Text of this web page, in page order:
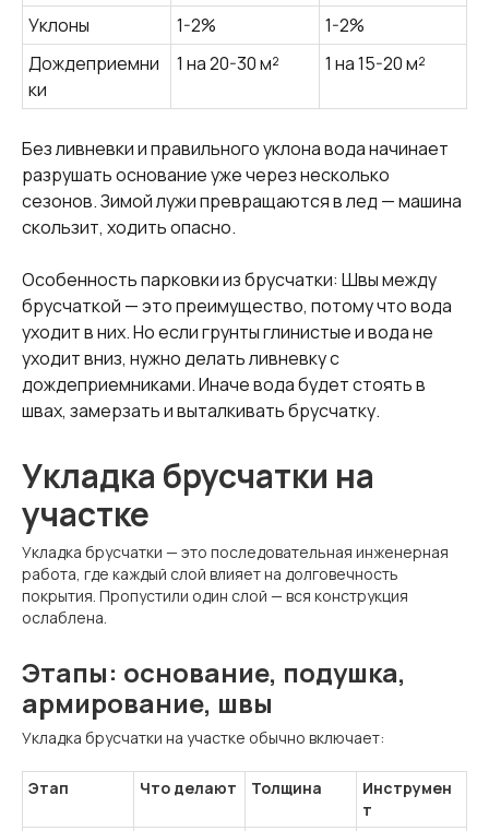
Уклоны
1-2%
1-2%
Дождеприемни
ки
1 на 20-30 м² 1 на 15-20 м²
Без ливневки и правильного уклона вода начинает
разрушать основание уже через несколько
сезонов. Зимой лужи превращаются в лед — машина
скользит, ходить опасно.
Особенность парковки из брусчатки: Швы между
брусчаткой — это преимущество, потому что вода
уходит в них. Но если грунты глинистые и вода не
уходит вниз, нужно делать ливневку с
дождеприемниками. Иначе вода будет стоять в
швах, замерзать и выталкивать брусчатку.
Укладка брусчатки на
участке
Укладка брусчатки — это последовательная инженерная
работа, где каждый слой влияет на долговечность
покрытия. Пропустили один слой — вся конструкция
ослаблена.
Этапы: основание, подушка,
армирование, швы
Укладка брусчатки на участке обычно включает:
Эта п Что делают Толщина
Инструмен
т